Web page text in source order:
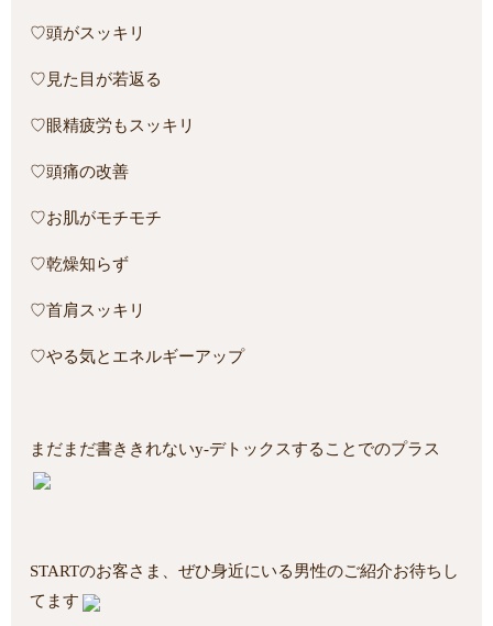
♡頭がスッキリ
♡見た目が若返る
♡眼精疲労もスッキリ
♡頭痛の改善
♡お肌がモチモチ
♡乾燥知らず
♡首肩スッキリ
♡やる気とエネルギーアップ
まだまだ書ききれないy-デトックスすることでのプラス
STARTのお客さま、ぜひ身近にいる男性のご紹介お待ちし
てます